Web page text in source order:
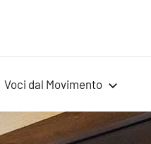
Voci dal Movimento